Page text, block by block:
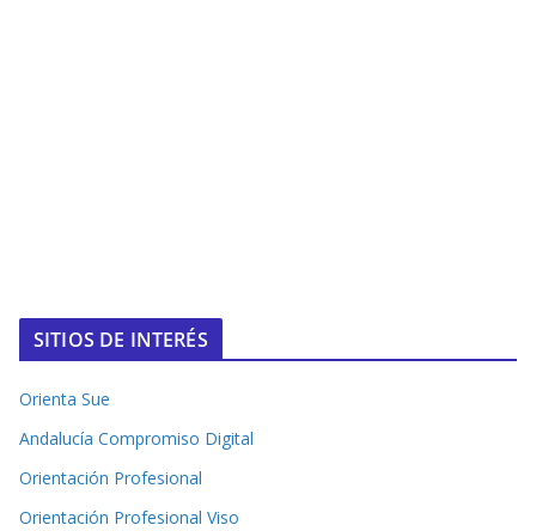
SITIOS DE INTERÉS
Orienta Sue
Andalucía Compromiso Digital
Orientación Profesional
Orientación Profesional Viso